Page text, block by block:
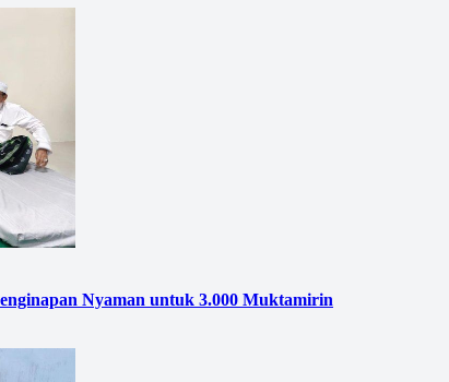
Nyaman untuk 3.000 Muktamirin